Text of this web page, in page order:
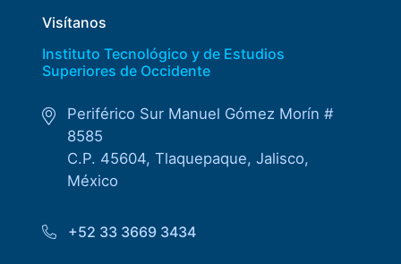
Visítanos
Instituto Tecnológico y de Estudios
Superiores de Occidente
Periférico Sur Manuel Gómez Morín #
8585
C.P. 45604, Tlaquepaque, Jalisco,
México
+52 33 3669 3434